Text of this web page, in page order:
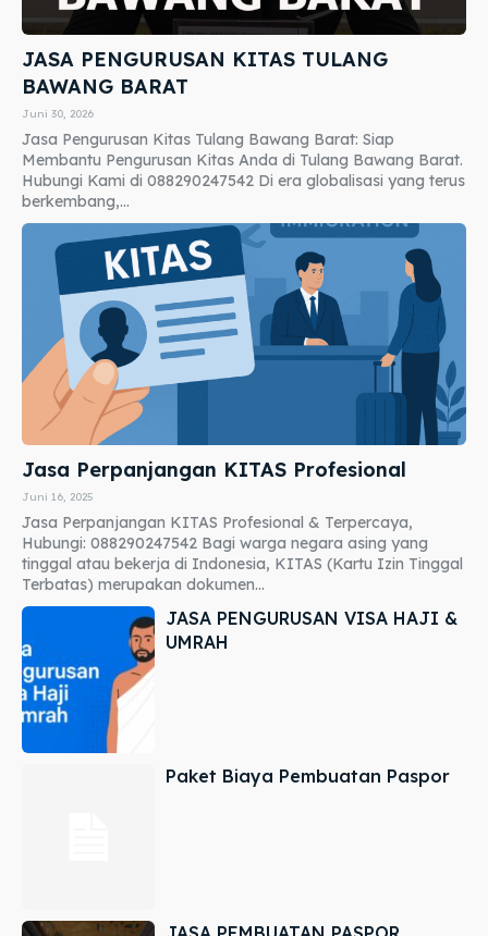
JASA PENGURUSAN KITAS TULANG
BAWANG BARAT
Juni 30, 2026
Jasa Pengurusan Kitas Tulang Bawang Barat: Siap
Membantu Pengurusan Kitas Anda di Tulang Bawang Barat.
Hubungi Kami di 088290247542 Di era globalisasi yang terus
berkembang,...
Jasa Perpanjangan KITAS Profesional
Juni 16, 2025
Jasa Perpanjangan KITAS Profesional & Terpercaya,
Hubungi: 088290247542 Bagi warga negara asing yang
tinggal atau bekerja di Indonesia, KITAS (Kartu Izin Tinggal
Terbatas) merupakan dokumen...
JASA PENGURUSAN VISA HAJI &
UMRAH
Paket Biaya Pembuatan Paspor